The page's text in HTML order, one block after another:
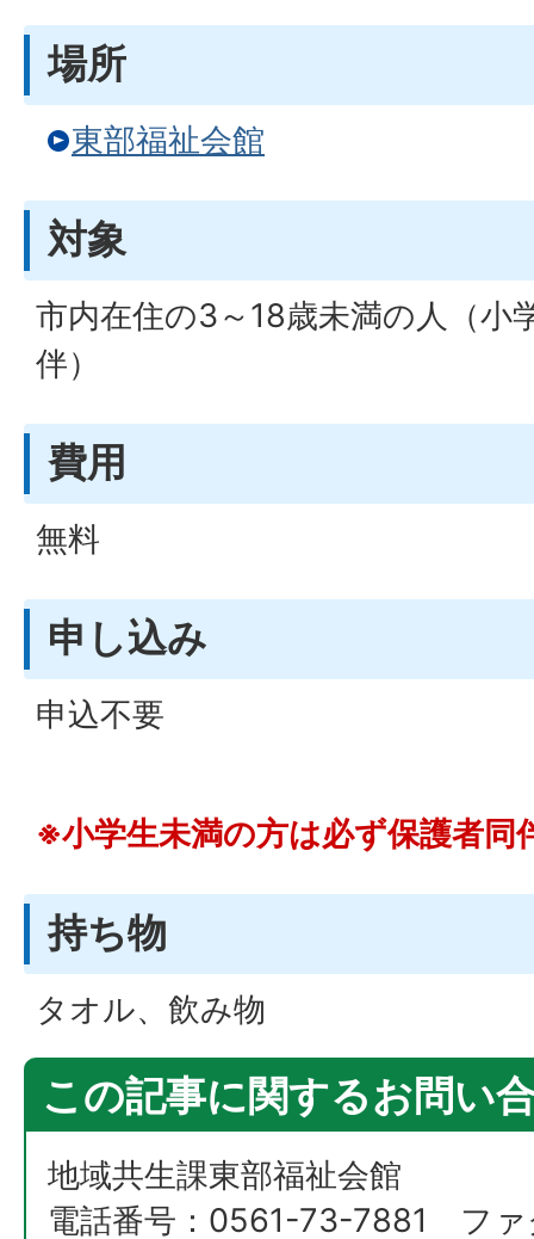
場所
東部福祉会館
対象
市内在住の3～18歳未満の人（小
伴）
費用
無料
申し込み
申込不要
※小学生未満の方は必ず保護者同
持ち物
タオル、飲み物
この記事に関するお問い
地域共生課東部福祉会館
電話番号：0561-73-7881 フ